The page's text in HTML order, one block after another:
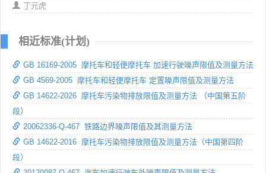
丁元虎
相近标准(计划)
GB 16169-2005 摩托车和轻便摩托车 加速行驶噪声限值及测量方法
GB 4569-2005 摩托车和轻便摩托车 定置噪声限值及测量方法
GB 14622-2026 摩托车污染物排放限值及测量方法 （中国第五阶
段）
20062336-Q-467 铁路边界噪声限值及其测量方法
GB 14622-2016 摩托车污染物排放限值及测量方法（中国第四阶
段）